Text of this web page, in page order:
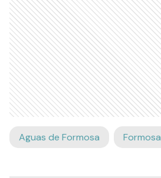
Aguas de Formosa Formosa